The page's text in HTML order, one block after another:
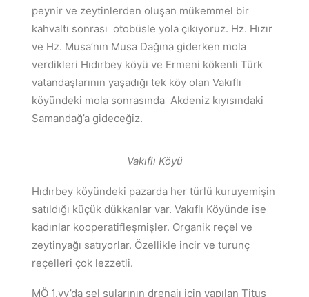
peynir ve zeytinlerden oluşan mükemmel bir
kahvaltı sonrası otobüsle yola çıkıyoruz. Hz. Hızır
ve Hz. Musa’nın Musa Dağına giderken mola
verdikleri Hıdırbey köyü ve Ermeni kökenli Türk
vatandaşlarının yaşadığı tek köy olan Vakıflı
köyündeki mola sonrasında Akdeniz kıyısındaki
Samandağ’a gideceğiz.
Vakıflı Köyü
Hıdırbey köyündeki pazarda her türlü kuruyemişin
satıldığı küçük dükkanlar var. Vakıflı Köyünde ise
kadınlar kooperatifleşmişler. Organik reçel ve
zeytinyağı satıyorlar. Özellikle incir ve turunç
reçelleri çok lezzetli.
MÖ 1.yy’da sel sularının drenajı için yapılan Titus